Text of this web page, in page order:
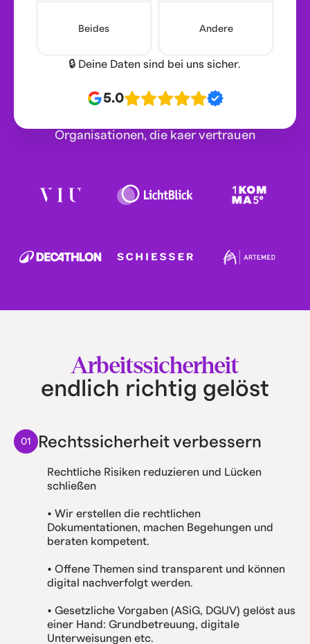
Beides Andere
🔒 Deine Daten sind bei uns sicher.
5.0
Organisationen, die kaer vertrauen
Arbeitssicherheit
endlich richtig gelöst
01 Rechtssicherheit verbessern
Rechtliche Risiken reduzieren und Lücken
schließen
• Wir erstellen die rechtlichen
Dokumentationen, machen Begehungen und
beraten kompetent.
• Offene Themen sind transparent und können
digital nachverfolgt werden.
• Gesetzliche Vorgaben (ASiG, DGUV) gelöst aus
einer Hand: Grundbetreuung, digitale
Unterweisungen etc.